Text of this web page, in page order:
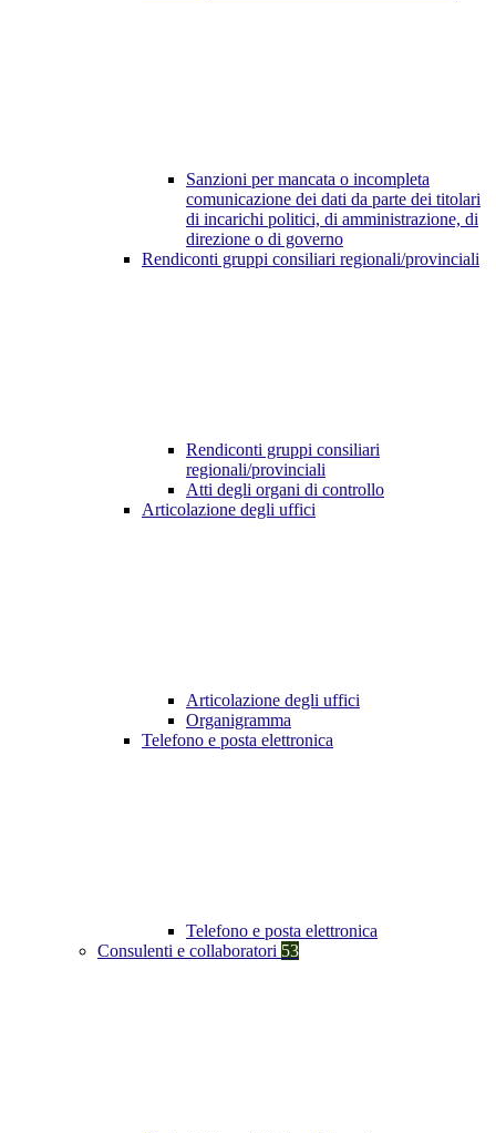
Sanzioni per mancata o incompleta
comunicazione dei dati da parte dei titolari
di incarichi politici, di amministrazione, di
direzione o di governo
Rendiconti gruppi consiliari regionali/provinciali
Rendiconti gruppi consiliari
regionali/provinciali
Atti degli organi di controllo
Articolazione degli uffici
Articolazione degli uffici
Organigramma
Telefono e posta elettronica
Telefono e posta elettronica
Consulenti e collaboratori 53